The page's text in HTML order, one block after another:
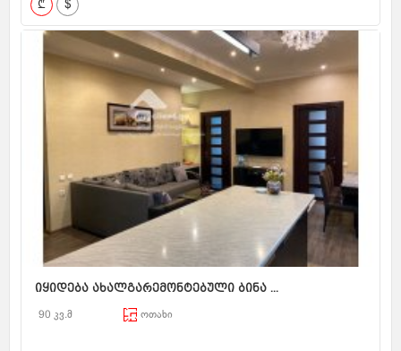
₾ $
იყიდება ახალგარემონტებული ბინა ...
90 კვ.მ ოთახი